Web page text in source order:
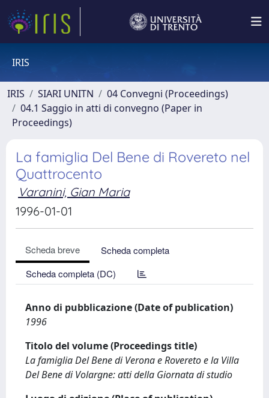
IRIS
IRIS SIARI UNITN
04 Convegni (Proceedings)
04.1 Saggio in atti di convegno (Paper in
Proceedings)
La famiglia Del Bene di Rovereto nel
Quattrocento
Varanini, Gian Maria
1996-01-01
Scheda breve
Scheda completa
Scheda completa (DC)
Anno di pubblicazione (Date of publication)
1996
Titolo del volume (Proceedings title)
La famiglia Del Bene di Verona e Rovereto e la Villa
Del Bene di Volargne: atti della Giornata di studio